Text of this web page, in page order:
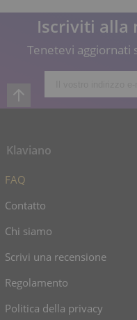
Iscriviti alla
Tenetevi aggiornati
Klaviano
FAQ
Contatto
Chi siamo
Scrivi una recensione
Regolamento
Politica della privacy